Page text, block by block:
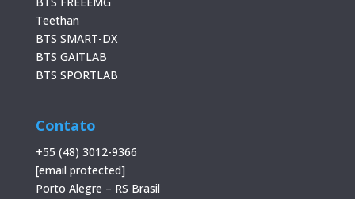
Teethan
BTS SMART-DX
BTS GAITLAB
BTS SPORTLAB
Contato
+55 (48) 3012-9366
[email protected]
Porto Alegre – RS Brasil